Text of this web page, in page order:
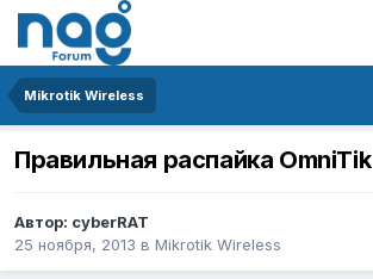
Mikrotik Wireless
Правильная распайка OmniTik
Автор: cyberRAT
25 ноября, 2013 в Mikrotik Wireless